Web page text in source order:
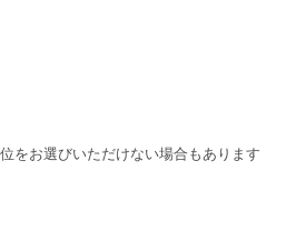
をお選びいただけない場合もあります